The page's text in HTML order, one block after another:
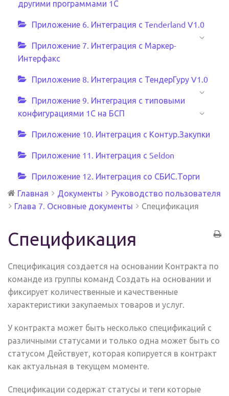
другими программами 1С
Приложение 6. Интеграция с Tenderland V1.0
Приложение 7. Интеграция с Маркер-
Интерфакс
Приложение 8. Интеграция с ТендерГуру V1.0
Приложение 9. Интеграция с типовыми
конфигурациями 1С на БСП
Приложение 10. Интеграция с Контур.Закупки
Приложение 11. Интеграция с Seldon
Приложение 12. Интеграция со СБИС.Торги
Главная
Документы
Руководство пользователя
Глава 7. Основные документы
Спецификация
Спецификация
Спецификация создается на основании Контракта по
команде из группы команд Создать на основании и
фиксирует количественные и качественные
характеристики закупаемых товаров и услуг.
У контракта может быть несколько спецификаций с
различными статусами и только одна может быть со
статусом Действует, которая копируется в контракт
как актуальная в текущем моменте.
Спецификации содержат статусы и теги которые